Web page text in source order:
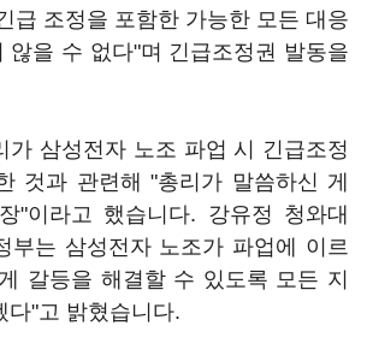
급 조정을 포함한 가능한 모든 대응
않을 수 없다"며 긴급조정권 발동을
가 삼성전자 노조 파업 시 긴급조정
것과 관련해 "총리가 말씀하신 게
"이라고 했습니다. 강유정 청와대
부는 삼성전자 노조가 파업에 이르
갈등을 해결할 수 있도록 모든 지
다"고 밝혔습니다.